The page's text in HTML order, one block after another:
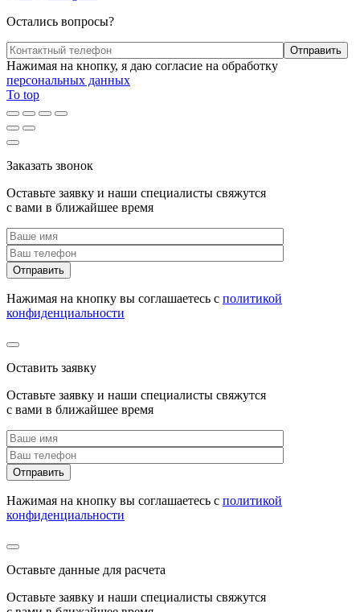
Остались вопросы?
Нажимая на кнопку, я даю согласие на обработку
персональных данных
To top
Заказать звонок
Оставьте заявку и наши специалисты свяжутся
с вами в ближайшее время
Нажимая на кнопку вы соглашаетесь с политикой
конфиденциальности
Оставить заявку
Оставьте заявку и наши специалисты свяжутся
с вами в ближайшее время
Нажимая на кнопку вы соглашаетесь с политикой
конфиденциальности
Оставьте данные для расчета
Оставьте заявку и наши специалисты свяжутся